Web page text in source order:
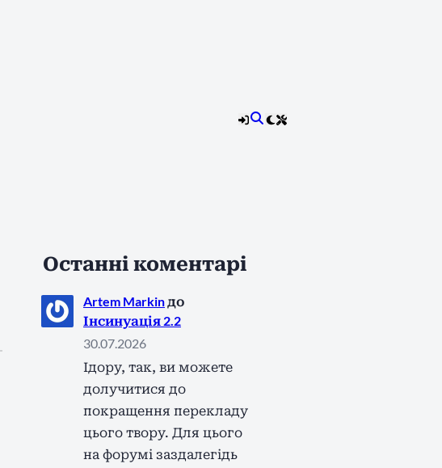
Останні коментарі
Artem Markinдо
Інсинуація 2.2
30.07.2026
Ідору, так, ви можете
долучитися до
покращення перекладу
цього твору. Для цього
на форумі заздалегідь